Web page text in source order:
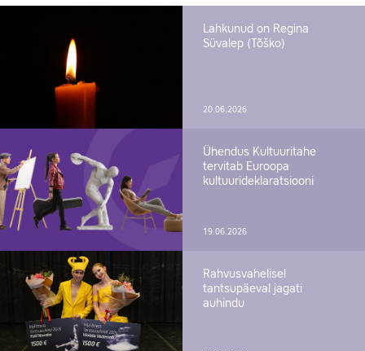
Lahkunud on Regina
Süvalep (Tõško)
20.06.2026
Ühendus Kultuuritahe
tervitab Euroopa
kultuurideklaratsiooni
19.06.2026
Rahvusvahelisel
tantsupäeval jagati
auhindu